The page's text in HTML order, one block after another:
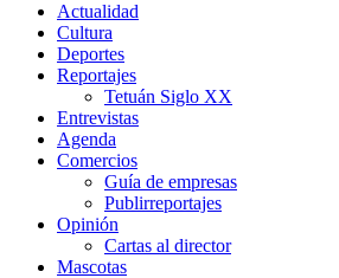
Actualidad
Cultura
Deportes
Reportajes
Tetuán Siglo XX
Entrevistas
Agenda
Comercios
Guía de empresas
Publirreportajes
Opinión
Cartas al director
Mascotas